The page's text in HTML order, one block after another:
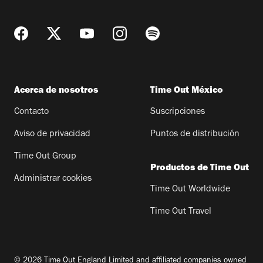
Acerca de nosotros
Contacto
Aviso de privacidad
Time Out Group
Administrar cookies
Time Out México
Suscripciones
Puntos de distribución
Productos de Time Out
Time Out Worldwide
Time Out Travel